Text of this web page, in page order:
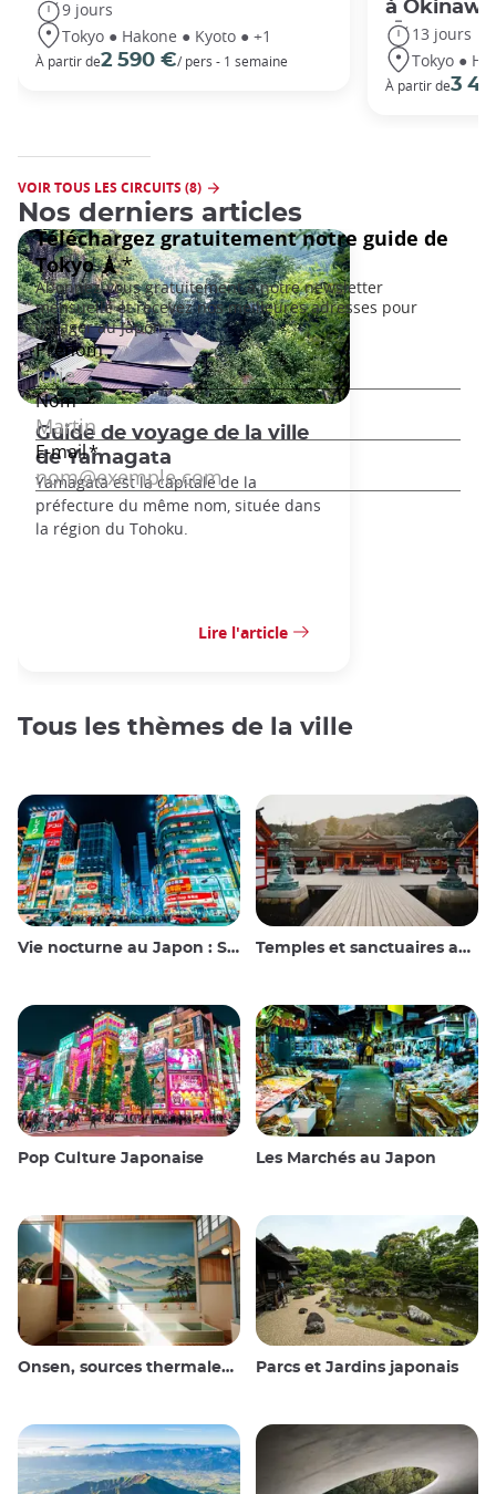
9 jours
Tokyo ● Hakone ● Kyoto ● +1
À partir de2 590 €/ pers - 1 semaine
à Okinawa
13 jours
Tokyo ●
À partir de3
VOIR TOUS LES CIRCUITS (8)
Nos derniers articles
Guide de voyage de la ville
de Yamagata
Yamagata est la capitale de la
préfecture du même nom, située dans
la région du Tohoku.
Lire l'article
Tous les thèmes de la ville
Vie nocturne au Japon : Sortir, voir et boire Temples et sanctuaires au Japon
Pop Culture Japonaise Les Marchés au Japon
Onsen, sources thermales et bains publics Parcs et Jardins japonais